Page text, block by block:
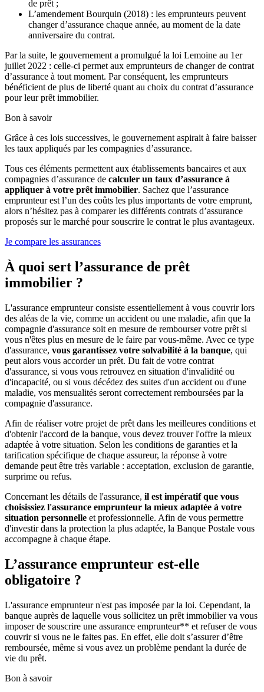
de prêt ;
L’amendement Bourquin (2018) : les emprunteurs peuvent
changer d’assurance chaque année, au moment de la date
anniversaire du contrat.
Par la suite, le gouvernement a promulgué la loi Lemoine au 1er
juillet 2022 : celle-ci permet aux emprunteurs de changer de contrat
d’assurance à tout moment. Par conséquent, les emprunteurs
bénéficient de plus de liberté quant au choix du contrat d’assurance
pour leur prêt immobilier.
Bon à savoir
Grâce à ces lois successives, le gouvernement aspirait à faire baisser
les taux appliqués par les compagnies d’assurance.
Tous ces éléments permettent aux établissements bancaires et aux
compagnies d’assurance de calculer un taux d’assurance à
appliquer à votre prêt immobilier. Sachez que l’assurance
emprunteur est l’un des coûts les plus importants de votre emprunt,
alors n’hésitez pas à comparer les différents contrats d’assurance
proposés sur le marché pour souscrire le contrat le plus avantageux.
Je compare les assurances
À quoi sert l’assurance de prêt
immobilier ?
L'assurance emprunteur consiste essentiellement à vous couvrir lors
des aléas de la vie, comme un accident ou une maladie, afin que la
compagnie d'assurance soit en mesure de rembourser votre prêt si
vous n'êtes plus en mesure de le faire par vous-même. Avec ce type
d'assurance, vous garantissez votre solvabilité à la banque, qui
peut alors vous accorder un prêt. Du fait de votre contrat
d'assurance, si vous vous retrouvez en situation d'invalidité ou
d'incapacité, ou si vous décédez des suites d'un accident ou d'une
maladie, vos mensualités seront correctement remboursées par la
compagnie d'assurance.
Afin de réaliser votre projet de prêt dans les meilleures conditions et
d'obtenir l'accord de la banque, vous devez trouver l'offre la mieux
adaptée à votre situation. Selon les conditions de garanties et la
tarification spécifique de chaque assureur, la réponse à votre
demande peut être très variable : acceptation, exclusion de garantie,
surprime ou refus.
Concernant les détails de l'assurance, il est impératif que vous
choisissiez l'assurance emprunteur la mieux adaptée à votre
situation personnelle et professionnelle. Afin de vous permettre
d'investir dans la protection la plus adaptée, la Banque Postale vous
accompagne à chaque étape.
L’assurance emprunteur est-elle
obligatoire ?
L'assurance emprunteur n'est pas imposée par la loi. Cependant, la
banque auprès de laquelle vous sollicitez un prêt immobilier va vous
imposer de souscrire une assurance emprunteur** et refuser de vous
couvrir si vous ne le faites pas. En effet, elle doit s’assurer d’être
remboursée, même si vous avez un problème pendant la durée de
vie du prêt.
Bon à savoir